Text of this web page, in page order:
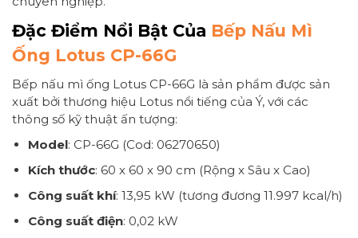
Đặc Điểm Nổi Bật Của Bếp Nấu Mì
Ống Lotus CP-66G
Bếp nấu mì ống Lotus CP-66G là sản phẩm được sản
xuất bởi thương hiệu Lotus nổi tiếng của Ý, với các
thông số kỹ thuật ấn tượng:
Model: CP-66G (Cod: 06270650)
Kích thước: 60 x 60 x 90 cm (Rộng x Sâu x Cao)
Công suất khí: 13,95 kW (tương đương 11.997 kcal/h)
Công suất điện: 0,02 kW